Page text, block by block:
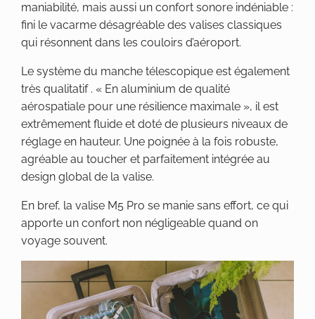
maniabilité, mais aussi un confort sonore indéniable :
fini le vacarme désagréable des valises classiques
qui résonnent dans les couloirs d’aéroport.
Le système du manche télescopique est également
très qualitatif . « En aluminium de qualité
aérospatiale pour une résilience maximale », il est
extrêmement fluide et doté de plusieurs niveaux de
réglage en hauteur. Une poignée à la fois robuste,
agréable au toucher et parfaitement intégrée au
design global de la valise.
En bref, la valise M5 Pro se manie sans effort, ce qui
apporte un confort non négligeable quand on
voyage souvent.